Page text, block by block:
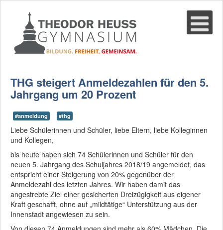
THG steigert Anmeldezahlen für den 5.
Jahrgang um 20 Prozent
#anmeldung #thg
Liebe Schülerinnen und Schüler, liebe Eltern, liebe Kolleginnen
und Kollegen,
bis heute haben sich 74 Schülerinnen und Schüler für den
neuen 5. Jahrgang des Schuljahres 2018/19 angemeldet, das
entspricht einer Steigerung von 20% gegenüber der
Anmeldezahl des letzten Jahres. Wir haben damit das
angestrebte Ziel einer gesicherten Dreizügigkeit aus eigener
Kraft geschafft, ohne auf „mildtätige“ Unterstützung aus der
Innenstadt angewiesen zu sein.